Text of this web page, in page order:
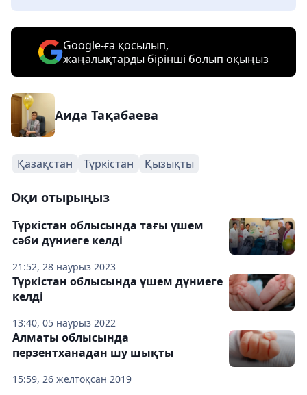
Google-ға қосылып,
жаңалықтарды бірінші болып оқыңыз
Аида Тақабаева
Қазақстан Түркістан Қызықты
Оқи отырыңыз
21:52, 28 наурыз 2023
Түркістан облысында тағы үшем
сәби дүниеге келді
13:40, 05 наурыз 2022
Түркістан облысында үшем дүниеге
келді
15:59, 26 желтоқсан 2019
Алматы облысында
перзентханадан шу шықты